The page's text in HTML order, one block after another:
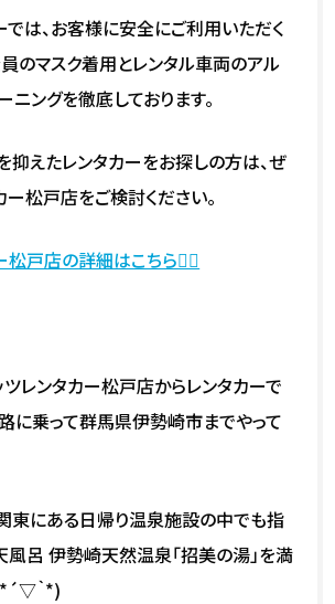
では、お客様に安全にご利用いただく
員のマスク着用とレンタル車両のアル
ニングを徹底しております。
抑えたレンタカーをお探しの方は、ぜ
ー松戸店をご検討ください。
松戸店の詳細はこちら💁‍♀️
ツレンタカー松戸店からレンタカーで
に乗って群馬県伊勢崎市までやって
東にある日帰り温泉施設の中でも指
風呂 伊勢崎天然温泉「招美の湯」を満
｀*)